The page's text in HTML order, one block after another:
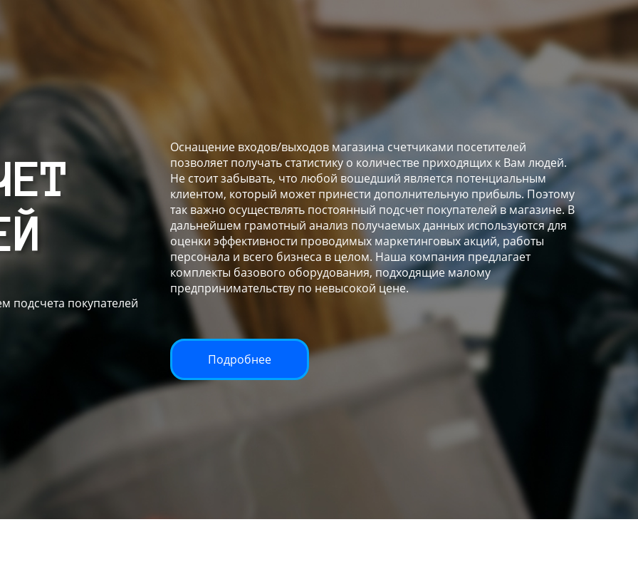
подсчета покупателей
Оснащение входов/выходов магазина счетчиками посетителей
позволяет получать статистику о количестве приходящих к Вам людей.
Не стоит забывать, что любой вошедший является потенциальным
клиентом, который может принести дополнительную прибыль. Поэтому
так важно осуществлять постоянный подсчет покупателей в магазине. В
дальнейшем грамотный анализ получаемых данных используются для
оценки эффективности проводимых маркетинговых акций, работы
персонала и всего бизнеса в целом. Наша компания предлагает
комплекты базового оборудования, подходящие малому
предпринимательству по невысокой цене.
Подробнее